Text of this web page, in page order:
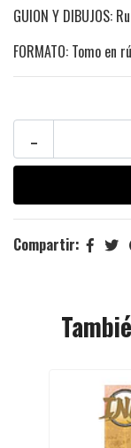
GUION Y DIBUJOS:
FORMATO: Tomo
-
Compartir: